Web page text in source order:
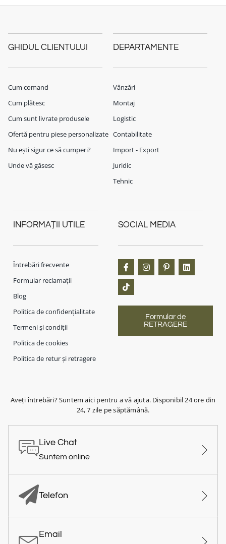
GHIDUL CLIENTULUI
Cum comand
Cum plătesc
Cum sunt livrate produsele
Ofertă pentru piese personalizate
Nu ești sigur ce să cumperi?
Unde vă găsesc
DEPARTAMENTE
Vânzări
Montaj
Logistic
Contabilitate
Import - Export
Juridic
Tehnic
INFORMAȚII UTILE
Întrebări frecvente
Formular reclamații
Blog
Politica de confidențialitate
Termeni și condiții
Politica de cookies
Politica de retur și retragere
SOCIAL MEDIA
Formular de
RETRAGERE
Aveți întrebări? Suntem aici pentru a vă ajuta. Disponibil 24 ore din
24, 7 zile pe săptămână.
Live Chat
Suntem online
Telefon
Email